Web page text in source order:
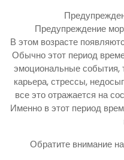
Предупреждение
В этом возрасте
Обычно этот период
эмоциональные события,
карьера, стрессы,
все это отражается на
Именно в этот период
Обратите внимание